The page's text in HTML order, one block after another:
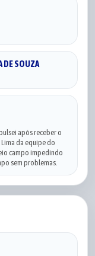
DE SOUZA
após receber o
da equipe do
campo impedindo
sem problemas.